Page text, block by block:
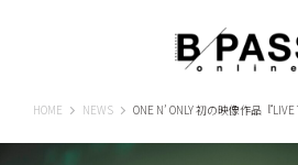
HOME B-PASS ONLINE
NEWS ONE N’ ONLY 初の映像作品『